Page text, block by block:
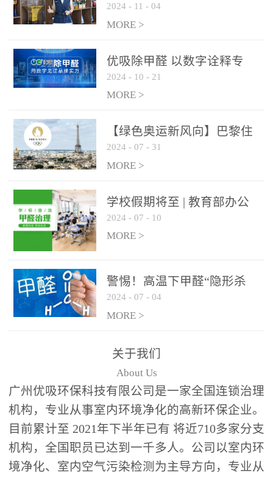
勇敢破局向“新”
2024 - 11 - 04
MORE >
优吸除甲醛 以数字诠释专
业，尽显除醛品牌实力！
2024 - 10 - 21
MORE >
【绿色奥运新风向】巴黎住
宿风波：优吸环保共建健康
绿色家居
2024 - 07 - 31
MORE >
学校假期将至 | 教育部办公
厅关于加强学校新建校舍室
内空气质量管理通知
2024 - 07 - 10
MORE >
警惕！高温下甲醛“隐形杀
手”来袭，你的家安全吗？
2024 - 07 - 04
MORE >
关于我们
About Us
广州优吸环保科技有限公司是一家全国连锁治理
机构，专业从事室内环境净化的高新环保企业。
目前累计至 2021年下半年已有 将近710多家分支
机构，全国职员已达到一千多人。公司以室内环
境净化、室内空气污染检测为主导方向，专业从